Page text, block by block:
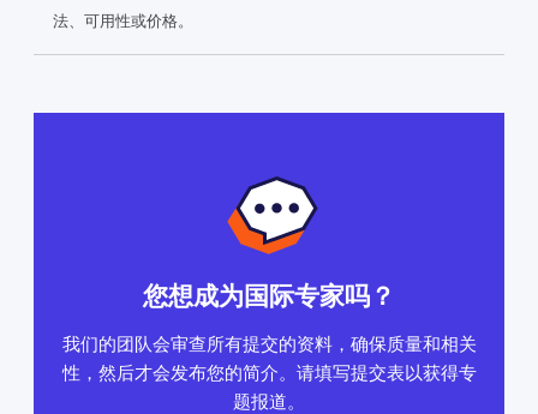
法、可用性或价格。
您想成为国际专家吗？
我们的团队会审查所有提交的资料，确保质量和相关
性，然后才会发布您的简介。请填写提交表以获得专
题报道。